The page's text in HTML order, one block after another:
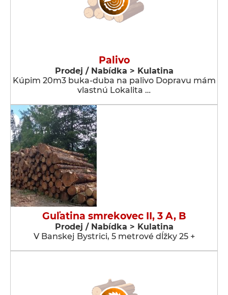
Palivo
Prodej / Nabídka > Kulatina
Kúpim 20m3 buka-duba na palivo Dopravu mám
vlastnú Lokalita …
Guľatina smrekovec II, 3 A, B
Prodej / Nabídka > Kulatina
V Banskej Bystrici, 5 metrové dĺžky 25 +